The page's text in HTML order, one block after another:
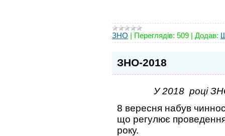
ЗНО | Переглядів: 509 | Додав:
ЗНО-2018
У 2018 році
8 вересня набув
що регулює
року.